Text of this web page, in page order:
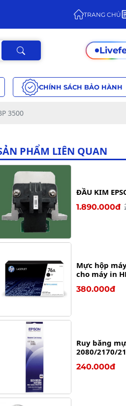
TRANG CHỦ
CHÍNH SÁCH BẢO HÀNH
3500
PHẨM LIÊN QUAN
ĐẦU KIM
1.890.000đ
Mực hộp
cho máy in
380.000đ
Ruy băng
2080/2170/
240.000đ